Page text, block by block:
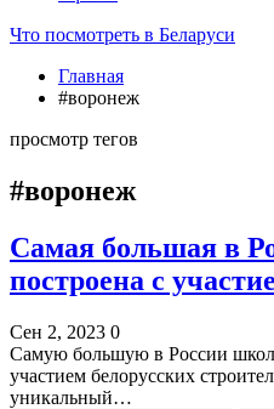
Что посмотреть в Беларуси
Главная
#воронеж
просмотр тегов
#воронеж
Самая большая в
построена с
Сен 2, 2023 0
Самую большую в России
участием белорусских
уникальный…